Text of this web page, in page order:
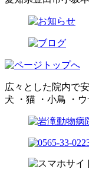
広々とした院内で
犬 ・猫 ・小鳥 ・